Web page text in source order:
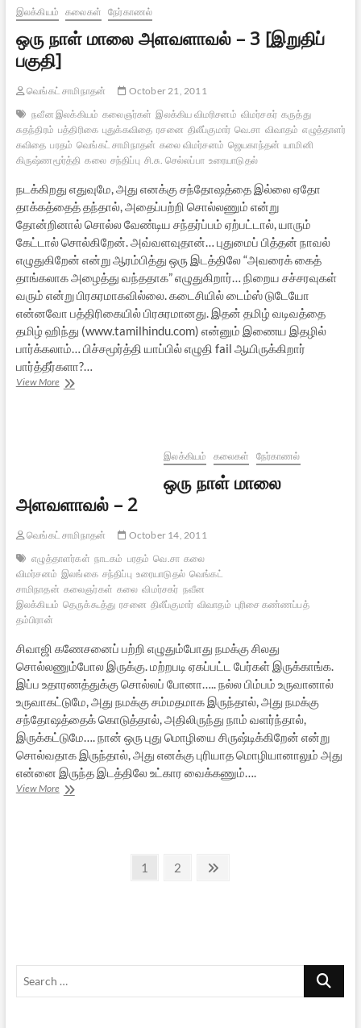
இலக்கியம் கலைகள் நேர்காணல்
ஒரு நாள் மாலை அளவளாவல் – 3 [இறுதிப்
பகுதி]
வெங்கட் சாமிநாதன்
October 21, 2011
நவீன இலக்கியம் கலைஞர்கள் இலக்கிய விமரிசனம் விமர்சகர் கருத்து
சுதந்திரம் பத்திரிகை புதுக்கவிதை ரசனை திலீப்குமார் வெ.சா விவாதம் எழுத்தாளர்கள்
கவிதை பரதம் வெங்கட் சாமிநாதன் கலை விமர்சனம் ஜெயகாந்தன் யாமினி
கிருஷ்ணமூர்த்தி கலை சந்திப்பு சி.சு. செல்லப்பா உரையாடுதல்
நடக்கிறது எதுவுமே, அது எனக்கு சந்தோஷத்தை இல்லை ஏதோ
தாக்கத்தைத் தந்தால், அதைப்பற்றி சொல்லணும் என்று
தோன்றினால் சொல்ல வேண்டிய சந்தர்ப்பம் ஏற்பட்டால், யாரும்
கேட்டால் சொல்கிறேன். அவ்வளவுதான்… புதுமைப் பித்தன் நாவல்
எழுதுகிறேன் என்று ஆரம்பித்து ஒரு இடத்திலே “அவரைக் கைத்
தாங்கலாக அழைத்து வந்ததாக” எழுதுகிறார்… நிறைய சச்சரவுகள்
வரும் என்று பிரசுரமாகவில்லை. கடைசியில் டைம்ஸ் டுடேயோ
என்னவோ பத்திரிகையில் பிரசுரமானது. இதன் தமிழ் வடிவத்தை
தமிழ் ஹிந்து (www.tamilhindu.com) என்னும் இணைய இதழில்
பார்க்கலாம்… பிச்சமூர்த்தி யாப்பில் எழுதி fail ஆயிருக்கிறார்
பார்த்தீர்களா?…
View Moreஒரு
இலக்கியம் கலைகள் நேர்காணல்
ஒரு நாள் மாலை
அளவளாவல் – 2
வெங்கட் சாமிநாதன்
October 14, 2011
எழுத்தாளர்கள் நாடகம் பரதம் வெ.சா கலை
விமர்சனம் இலங்கை சந்திப்பு உரையாடுதல் வெங்கட்
சாமிநாதன் கலைஞர்கள் கலை விமர்சகர் நவீன
இலக்கியம் தெருக்கூத்து ரசனை திலீப்குமார் விவாதம் புரிசை கண்ணப்பத்
தம்பிரான்
சிவாஜி கணேசனைப் பற்றி எழுதும்போது நமக்கு சிலது
சொல்லணும்போல இருக்கு. மற்றபடி ஏகப்பட்ட பேர்கள் இருக்காங்க.
இப்ப உதாரணத்துக்கு சொல்லப் போனா….. நல்ல பிம்பம் உருவானால்
உருவாகட்டுமே, அது நமக்கு சம்மதமாக இருந்தால், அது நமக்கு
சந்தோஷத்தைக் கொடுத்தால், அதிலிருந்து நாம் வளர்ந்தால்,
இருக்கட்டுமே…. நான் ஒரு புது மொழியை சிருஷ்டிக்கிறேன் என்று
சொல்வதாக இருந்தால், அது எனக்கு புரியாத மொழியானாலும் அது
என்னை இருந்த இடத்திலே உட்கார வைக்கணும்….
View Moreஒரு
Page
1 Page
2
Search